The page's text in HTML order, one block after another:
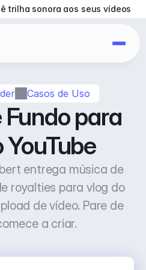
Casos de Uso
para
entrega música de
royalties para vlog do
de vídeo. Pare de
a criar.
trilha sonora aos seus vídeos